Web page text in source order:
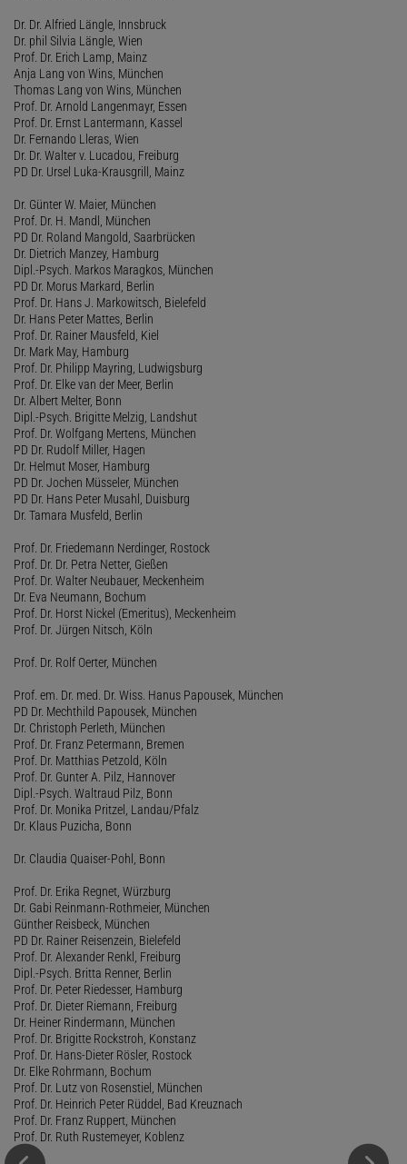
Dr. Dr. Alfried Längle, Innsbruck
Dr. phil Silvia Längle, Wien
Prof. Dr. Erich Lamp, Mainz
Anja Lang von Wins, München
Thomas Lang von Wins, München
Prof. Dr. Arnold Langenmayr, Essen
Prof. Dr. Ernst Lantermann, Kassel
Dr. Fernando Lleras, Wien
Dr. Dr. Walter v. Lucadou, Freiburg
PD Dr. Ursel Luka-Krausgrill, Mainz
Dr. Günter W. Maier, München
Prof. Dr. H. Mandl, München
PD Dr. Roland Mangold, Saarbrücken
Dr. Dietrich Manzey, Hamburg
Dipl.-Psych. Markos Maragkos, München
PD Dr. Morus Markard, Berlin
Prof. Dr. Hans J. Markowitsch, Bielefeld
Dr. Hans Peter Mattes, Berlin
Prof. Dr. Rainer Mausfeld, Kiel
Dr. Mark May, Hamburg
Prof. Dr. Philipp Mayring, Ludwigsburg
Prof. Dr. Elke van der Meer, Berlin
Dr. Albert Melter, Bonn
Dipl.-Psych. Brigitte Melzig, Landshut
Prof. Dr. Wolfgang Mertens, München
PD Dr. Rudolf Miller, Hagen
Dr. Helmut Moser, Hamburg
PD Dr. Jochen Müsseler, München
PD Dr. Hans Peter Musahl, Duisburg
Dr. Tamara Musfeld, Berlin
Prof. Dr. Friedemann Nerdinger, Rostock
Prof. Dr. Dr. Petra Netter, Gießen
Prof. Dr. Walter Neubauer, Meckenheim
Dr. Eva Neumann, Bochum
Prof. Dr. Horst Nickel (Emeritus), Meckenheim
Prof. Dr. Jürgen Nitsch, Köln
Prof. Dr. Rolf Oerter, München
Prof. em. Dr. med. Dr. Wiss. Hanus Papousek, München
PD Dr. Mechthild Papousek, München
Dr. Christoph Perleth, München
Prof. Dr. Franz Petermann, Bremen
Prof. Dr. Matthias Petzold, Köln
Prof. Dr. Gunter A. Pilz, Hannover
Dipl.-Psych. Waltraud Pilz, Bonn
Prof. Dr. Monika Pritzel, Landau/Pfalz
Dr. Klaus Puzicha, Bonn
Dr. Claudia Quaiser-Pohl, Bonn
Prof. Dr. Erika Regnet, Würzburg
Dr. Gabi Reinmann-Rothmeier, München
Günther Reisbeck, München
PD Dr. Rainer Reisenzein, Bielefeld
Prof. Dr. Alexander Renkl, Freiburg
Dipl.-Psych. Britta Renner, Berlin
Prof. Dr. Peter Riedesser, Hamburg
Prof. Dr. Dieter Riemann, Freiburg
Dr. Heiner Rindermann, München
Prof. Dr. Brigitte Rockstroh, Konstanz
Prof. Dr. Hans-Dieter Rösler, Rostock
Dr. Elke Rohrmann, Bochum
Prof. Dr. Lutz von Rosenstiel, München
Prof. Dr. Heinrich Peter Rüddel, Bad Kreuznach
Prof. Dr. Franz Ruppert, München
Prof. Dr. Ruth Rustemeyer, Koblenz